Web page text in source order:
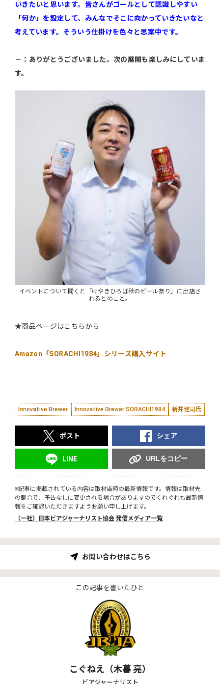
いきたいと思います。皆さんがゴールとして認識しやすい
「何か」を設定して、みんなでそこに向かっていきたいなと
考えています。そういう仕掛けを色々と思案中です。
－：ありがとうございました。次の展開も楽しみにしていま
す。
イベントについて聞くと「けやきひろば秋のビール祭り」に出店さ
れるとのこと。
★商品ページはこちらから
Amazon「SORACHI1984」シリーズ購入サイト
Innovative Brewer Innovative Brewer SORACHI1984 新井健司氏
ポスト シェア
LINE URLをコピー
※記事に掲載されている内容は取材当時の最新情報です。情報は取材先
の都合で、予告なしに変更される場合がありますのでくれぐれも最新情
報をご確認いただきますようお願い申し上げます。
（一社）日本ビアジャーナリスト協会 発信メディア一覧
お問い合わせはこちら
この記事を書いたひと
こぐねえ（木暮 亮）
ビアジャーナリスト